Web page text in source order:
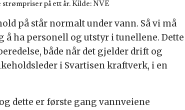
på ett år. Kilde: NVE
på står normalt under vann. Så vi må
ha personell og utstyr i tunellene. Dette
både når det gjelder drift og
i Svartisen kraftverk, i en
dette er første gang vannveiene